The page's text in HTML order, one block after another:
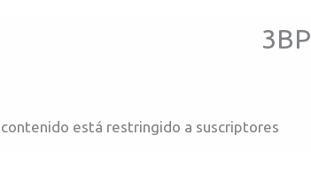
está restringido a suscriptores